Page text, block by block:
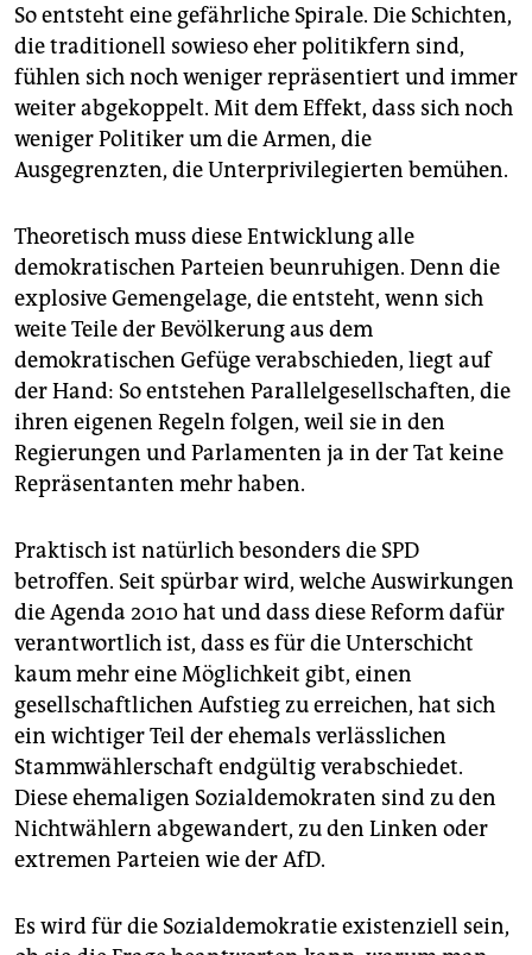
So entsteht eine gefährliche Spirale. Die Schichten,
die traditionell sowieso eher politikfern sind,
fühlen sich noch weniger repräsentiert und immer
weiter abgekoppelt. Mit dem Effekt, dass sich noch
weniger Politiker um die Armen, die
Ausgegrenzten, die Unterprivilegierten bemühen.
Theoretisch muss diese Entwicklung alle
demokratischen Parteien beunruhigen. Denn die
explosive Gemengelage, die entsteht, wenn sich
weite Teile der Bevölkerung aus dem
demokratischen Gefüge verabschieden, liegt auf
der Hand: So entstehen Parallelgesellschaften, die
ihren eigenen Regeln folgen, weil sie in den
Regierungen und Parlamenten ja in der Tat keine
Repräsentanten mehr haben.
Praktisch ist natürlich besonders die SPD
betroffen. Seit spürbar wird, welche Auswirkungen
die Agenda 2010 hat und dass diese Reform dafür
verantwortlich ist, dass es für die Unterschicht
kaum mehr eine Möglichkeit gibt, einen
gesellschaftlichen Aufstieg zu erreichen, hat sich
ein wichtiger Teil der ehemals verlässlichen
Stammwählerschaft endgültig verabschiedet.
Diese ehemaligen Sozialdemokraten sind zu den
Nichtwählern abgewandert, zu den Linken oder
extremen Parteien wie der AfD.
Es wird für die Sozialdemokratie existenziell sein,